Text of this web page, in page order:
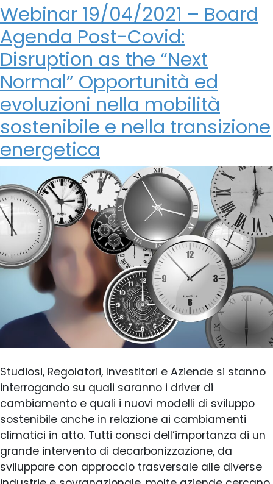
Webinar 19/04/2021 – Board
Agenda Post-Covid:
Disruption as the “Next
Normal” Opportunità ed
evoluzioni nella mobilità
sostenibile e nella transizione
energetica
Studiosi, Regolatori, Investitori e Aziende si stanno
interrogando su quali saranno i driver di
cambiamento e quali i nuovi modelli di sviluppo
sostenibile anche in relazione ai cambiamenti
climatici in atto. Tutti consci dell’importanza di un
grande intervento di decarbonizzazione, da
sviluppare con approccio trasversale alle diverse